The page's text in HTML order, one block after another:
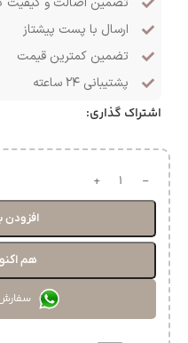
ارسال با پست پیشتاز
تضمین کمترین قیمت
پشتیبانی ۲۴ ساعته
اشتراک گذاری:
افزودن
هم